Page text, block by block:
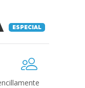
ESPECIAL